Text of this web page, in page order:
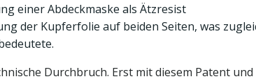
einer Abdeckmaske als Ätzresist
der Kupferfolie auf beiden Seiten, was
Durchbruch. Erst mit diesem Patent